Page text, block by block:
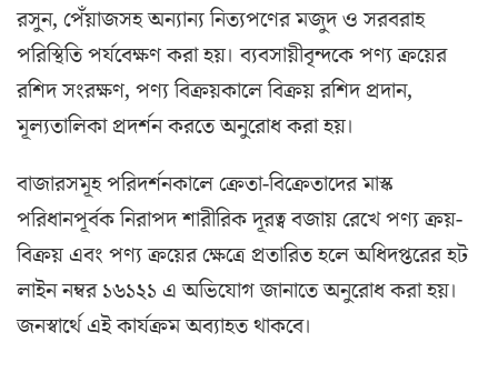
রসুন, পেঁয়াজসহ অন‌্যান‌্য নিত‌্যপ‌ণের মজুদ ও সরবরাহ
প‌রি‌স্থি‌তি পর্যবেক্ষণ করা হয়। ব‌্যবসায়ীবৃন্দ‌কে পণ‌্য ক্রয়ের
র‌শিদ সংরক্ষণ, পণ‌্য বিক্রয়কা‌লে বিক্রয় র‌শিদ প্রদান,
মূল‌্যতা‌লিকা প্রদর্শন কর‌তে অনু‌রোধ করা হয়।
বাজারসমূহ প‌রিদর্শনকা‌লে ক্রেতা-বি‌ক্রেতা‌দের মাস্ক
প‌রিধানপূর্বক নিরাপদ শারী‌রিক দূরত্ব বজায় রে‌খে পণ‌্য ক্রয়-
‌বিক্রয় এবং পণ‌্য ক্রয়ের ক্ষে‌ত্রে প্রতা‌রিত হ‌লে অ‌ধিদপ্ত‌রের হট
লাইন নম্বর ১৬১২১ এ অ‌ভি‌যোগ জানা‌তে অনু‌রোধ করা হয়।
জনস্বা‌র্থে এই কার্যক্রম অব্যাহত থাক‌বে।